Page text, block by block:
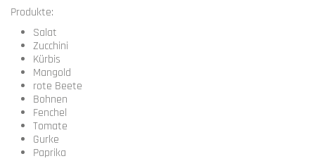
Produkte:
Salat
Zucchini
Kürbis
Mangold
rote Beete
Bohnen
Fenchel
Tomate
Gurke
Paprika